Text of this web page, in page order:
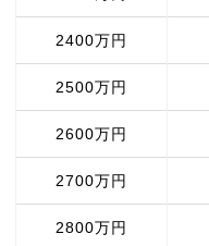
2400万円
2500万円
2600万円
2700万円
2800万円